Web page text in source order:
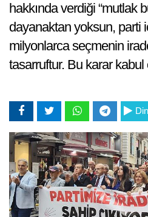
hakkında verdiği “mutlak
dayanaktan yoksun, parti
milyonlarca seçmenin
tasarruftur. Bu karar